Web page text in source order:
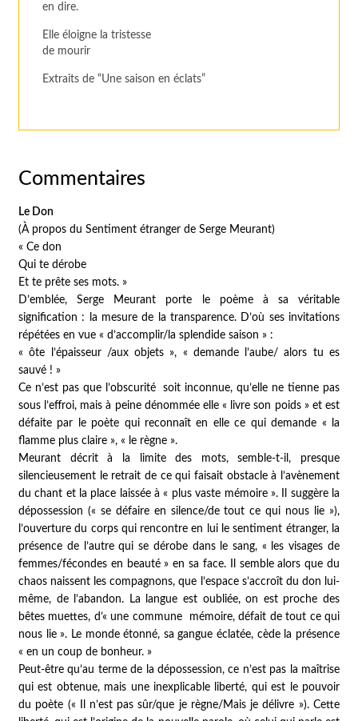
en dire.
Elle éloigne la tristesse
de mourir
Extraits de “Une saison en éclats”
Commentaires
Le Don
(À propos duSentiment étrangerde Serge Meurant)
« Ce don
Qui te dérobe
Et te prête ses mots. »
D’emblée, Serge Meurant porte le poème à sa véritable
signification : la mesure de la transparence. D’où ses invitations
répétées en vue « d’accomplir/la splendide saison » :
« ôte l’épaisseur /aux objets », « demande l’aube/ alors tu es
sauvé ! »
Ce n’est pas que l’obscurité soit inconnue, qu’elle ne tienne pas
sous l’effroi, mais à peine dénommée elle « livre son poids » et est
défaite par le poète qui reconnaît en elle ce qui demande « la
flamme plus claire », « le règne ».
Meurant décrit à la limite des mots, semble-t-il, presque
silencieusement le retrait de ce qui faisait obstacle à l’avènement
du chant et la place laissée à « plus vaste mémoire ». Il suggère la
dépossession (« se défaire en silence/de tout ce qui nous lie »),
l’ouverture du corps qui rencontre en lui le sentiment étranger, la
présence de l’autre qui se dérobe dans le sang, « les visages de
femmes/fécondes en beauté » en sa face. Il semble alors que du
chaos naissent les compagnons, que l’espace s’accroît du don lui-
même, de l’abandon. La langue est oubliée, on est proche des
bêtes muettes, d’« une commune mémoire, défait de tout ce qui
nous lie ». Le monde étonné, sa gangue éclatée, cède la présence
« en un coup de bonheur. »
Peut-être qu’au terme de la dépossession, ce n’est pas la maîtrise
qui est obtenue, mais une inexplicable liberté, qui est le pouvoir
du poète (« Il n’est pas sûr/que je règne/Mais je délivre »). Cette